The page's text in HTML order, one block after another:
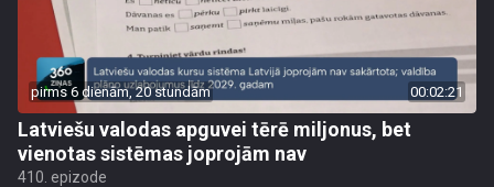
pirms 6 dienām, 20 stundām 00:02:21
Latviešu valodas apguvei tērē miljonus, bet
vienotas sistēmas joprojām nav
410. epizode